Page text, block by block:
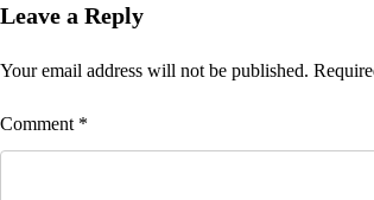
Leave a Reply
Your email address will not be published.
Comment *